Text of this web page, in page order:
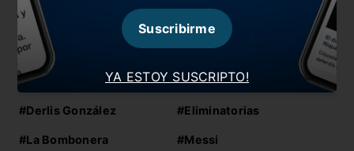
Eliminatorias
¿Quiénes se subieron al avión de Messi?
En esta nota:
#Derlis González #Eliminatorias
#La Bombonera #Messi
YA ESTOY SUSCRIPTO!
Suscribirme